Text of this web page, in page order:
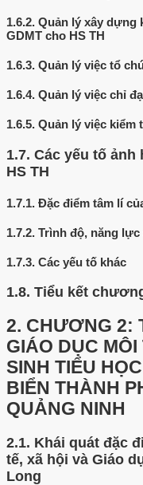
1.6.2. Quản lý xây dựng
GDMT cho HS TH
1.6.3. Quản lý việc tổ
1.6.4. Quản lý việc chỉ
1.6.5. Quản lý việc kiểm
1.7. Các yếu tố ảnh
HS TH
1.7.1. Đặc điểm tâm lí
1.7.2. Trình độ, năng lực
1.7.3. Các yếu tố khác
1.8. Tiểu kết
2. CHƯƠNG 2:
GIÁO DỤC
SINH TIỂU
BIỂN THÀNH
QUẢNG NINH
2.1. Khái quát đặc
tế, xã hội và Giáo
Long